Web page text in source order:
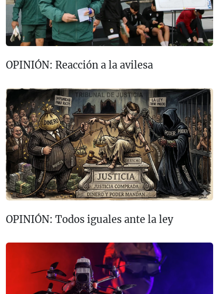
OPINIÓN: Reacción a la avilesa
OPINIÓN: Todos iguales ante la ley